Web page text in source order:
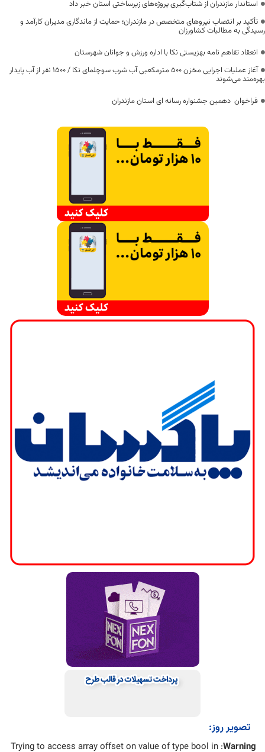
استاندار مازندران از شتاب‌گیری پروژه‌های زیرساختی استان خبر داد
تأکید بر انتصاب نیروهای متخصص در مازندران؛ حمایت از ماندگاری مدیران کارآمد و
رسیدگی به مطالبات کشاورزان
انعقاد تفاهم نامه بهزیستی نکا با اداره ورزش و جوانان شهرستان
آغاز عملیات اجرایی مخزن ۵۰۰ مترمکعبی آب شرب سوچلمای نکا / ۱۵۰۰ نفر از آب پایدار
بهره‌مند می‌شوند
فراخوان دهمین جشنواره رسانه ای استان مازندران
تصویر روز:
Warning
: Trying to access array offset on value of type bool in